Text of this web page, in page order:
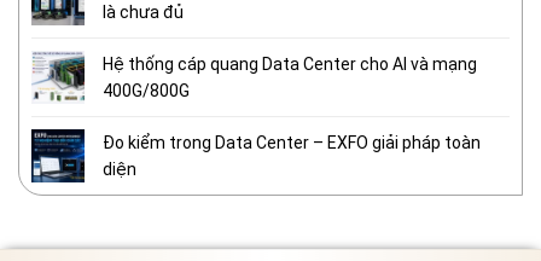
là chưa đủ
Hệ thống cáp quang Data Center cho AI và mạng
400G/800G
Đo kiểm trong Data Center – EXFO giải pháp toàn
diện